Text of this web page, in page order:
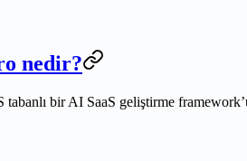
nedir?
tabanlı bir AI SaaS geliştirme